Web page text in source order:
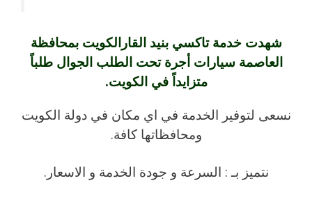
شهدت خدمة تاكسي بنيد القارالكويت بمحافظة
العاصمة سيارات أجرة تحت الطلب الجوال طلباً
متزايداً في الكويت.
نسعى لتوفير الخدمة في اي مكان في دولة الكويت
ومحافظاتها كافة.
نتميز بـ : السرعة و جودة الخدمة و الاسعار.